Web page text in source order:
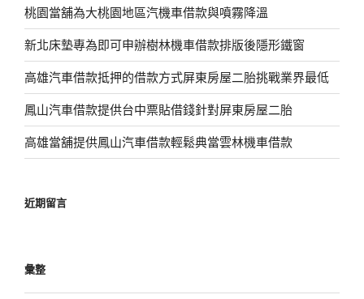
桃園當舖為大桃園地區汽機車借款與噴霧降溫
新北床墊專為即可申辦樹林機車借款排版後隱形鐵窗
高雄汽車借款抵押的借款方式屏東房屋二胎挑戰業界最低
鳳山汽車借款提供台中票貼借錢針對屏東房屋二胎
高雄當舖提供鳳山汽車借款輕鬆典當雲林機車借款
近期留言
彙整